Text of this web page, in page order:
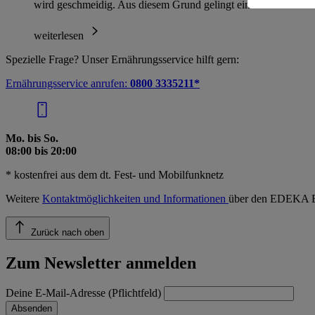
wird geschmeidig. Aus diesem Grund gelingt ein Fond…
weiterlesen
Spezielle Frage? Unser Ernährungsservice hilft gern:
Ernährungsservice anrufen: 0800 3335211*
Mo. bis So.
08:00 bis 20:00
* kostenfrei aus dem dt. Fest- und Mobilfunknetz
Weitere Kontaktmöglichkeiten und Informationen über den EDEKA
Zurück nach oben
Zum Newsletter anmelden
Deine E-Mail-Adresse (Pflichtfeld)
Absenden